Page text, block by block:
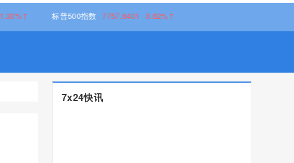
标普500指数 7757.6401 0.62%↑
7x24快讯